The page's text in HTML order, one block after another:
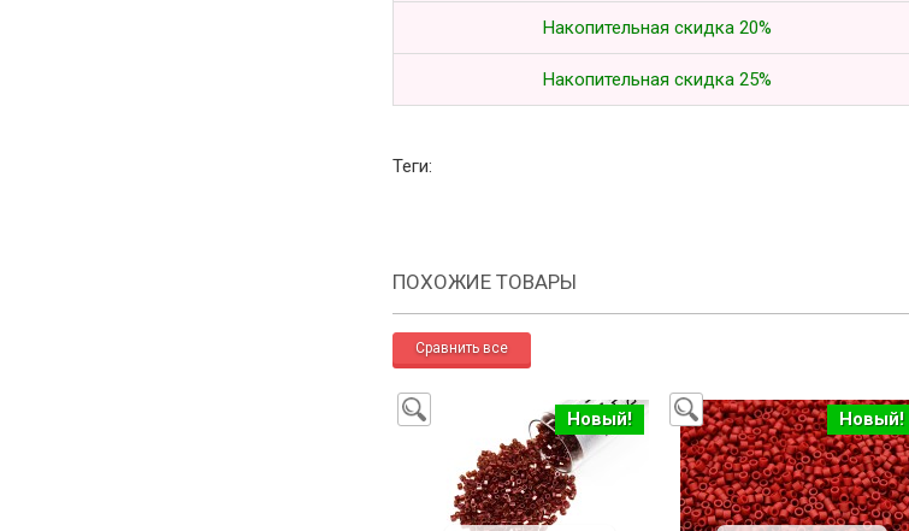
Накопительная скидка 20%
Накопительная скидка 25%
Теги:
ПОХОЖИЕ ТОВАРЫ
Новый! Новый!